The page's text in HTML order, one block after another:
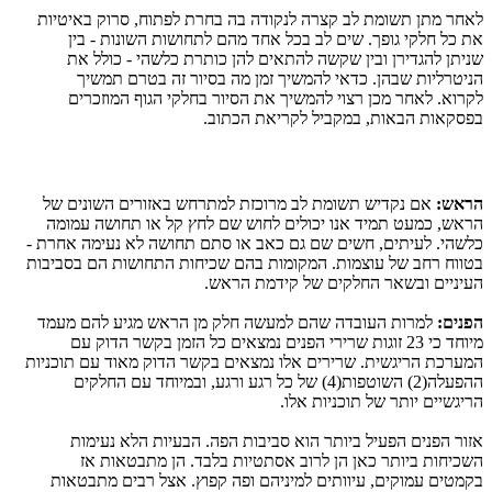
תויטיאב קורס ,חותפל תרחב הב הדוקנל הרצק בל תמושת ןתמ רחאל
ןיב - תונושה תושוחתל םהמ דחא לכב בל םיש .ךפוג יקלח לכ תא
תא ללוכ - יהשלכ תרתוכ ןהל םיאתהל השקש ןיבו ןרידגהל ןתינש
ךישמת םרטב הז רויסב המ ןמז ךישמהל יאדכ .ןהבש תוילרטינה
םירכזומה ףוגה יקלחב רויסה תא ךישמהל יוצר ןכמ רחאל .אורקל
.בותכה תאירקל ליבקמב ,תואבה תואקספב
לש םינושה םירוזאב שחרתמל תזכורמ בל תמושת שידקנ םא :שארה
המומע השוחת וא לק ץחל םש שוחל םילוכי ונא דימת טעמכ ,שארה
- תרחא המיענ אל השוחת םתס וא באכ םג םש םישח ,םיתיעל .יהשלכ
תוביבסב םה תושוחתה תוחיכש םהב תומוקמה .תומצוע לש בחר חווטב
.שארה תמדיק לש םיקלחה ראשבו םייניעה
דמעמ םהל עיגמ שארה ןמ קלח השעמל םהש הדבועה תורמל :םינפה
םע קודה רשקב ןמזה לכ םיאצמנ םינפה ירירש תוגוז 23 יכ דחוימ
תוינכות םע דואמ קודה רשקב םיאצמנ ולא םירירש .תישגירה תכרעמה
םיקלחה םע דחוימבו ,עגרו עגר לכ לש (4)תופטושה (2)הלעפהה
.ולא תוינכות לש רתוי םיישגירה
תומיענ אלה תויעבה .הפה תוביבס אוה רתויב ליעפה םינפה רוזא
זא תואטבתמ ןה .דבלב תויטתסא בורל ןה ןאכ רתויב תוחיכשה
תואטבתמ םיבר לצא .ץופק הפו םהינימל םיתוויע ,םיקומע םיטמקב